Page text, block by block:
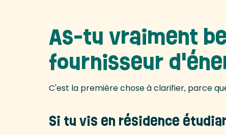
As-tu vraiment
fournisseur
C'est la première chose à clarifier, parce
Si tu vis en résidence